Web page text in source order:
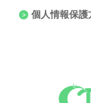
個人情報保護